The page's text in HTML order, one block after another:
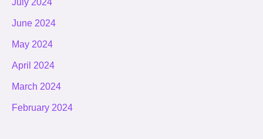
July 2024
June 2024
May 2024
April 2024
March 2024
February 2024